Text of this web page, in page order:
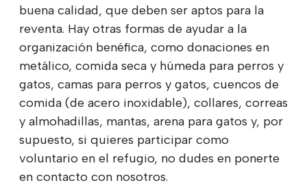
buena calidad, que deben ser aptos para la
reventa. Hay otras formas de ayudar a la
organización benéfica, como donaciones en
metálico, comida seca y húmeda para perros y
gatos, camas para perros y gatos, cuencos de
comida (de acero inoxidable), collares, correas
y almohadillas, mantas, arena para gatos y, por
supuesto, si quieres participar como
voluntario en el refugio, no dudes en ponerte
en contacto con nosotros.